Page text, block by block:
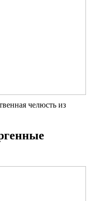
челюсть из